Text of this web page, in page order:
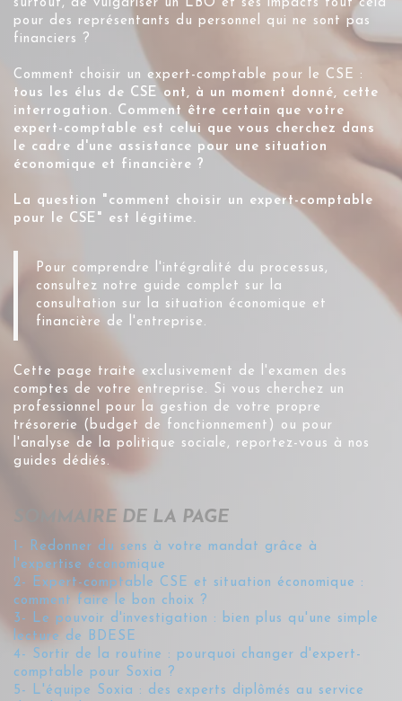
surtout, de vulgariser un LBO et ses impacts tout cela
pour des représentants du personnel qui ne sont pas
financiers ?
Comment choisir un expert-comptable pour le CSE :
t ous les élus de CSE ont, à un moment donné, cette
interrogation. Comment être certain que votre
expert-comptable est celui que vous cherchez dans
le cadre d'une assistance pour une situation
économique et financière ?
La question "comment choisir un expert-comptable
pour le CSE" est légitime.
Pour comprendre l'intégralité du processus,
consultez notre guide complet sur la
consultation sur la situation économique et
financière de l'entreprise .
Cette page traite exclusivement de l'examen des
comptes de votre entreprise. Si vous cherchez un
professionnel pour la gestion de votre propre
trésorerie (budget de fonctionnement) ou pour
l'analyse de la politique sociale, reportez-vous à nos
guides dédiés.
SOMMAIRE DE LA PAGE
1- Redonner du sens à votre mandat grâce à
l'expertise économique
2- Expert-comptable CSE et situation économique :
comment faire le bon choix ?
3- Le pouvoir d'investigation : bien plus qu'une simple
lecture de BDESE
4- Sortir de la routine : pourquoi changer d'expert-
comptable pour Soxia ?
5- L'équipe Soxia : des experts diplômés au service